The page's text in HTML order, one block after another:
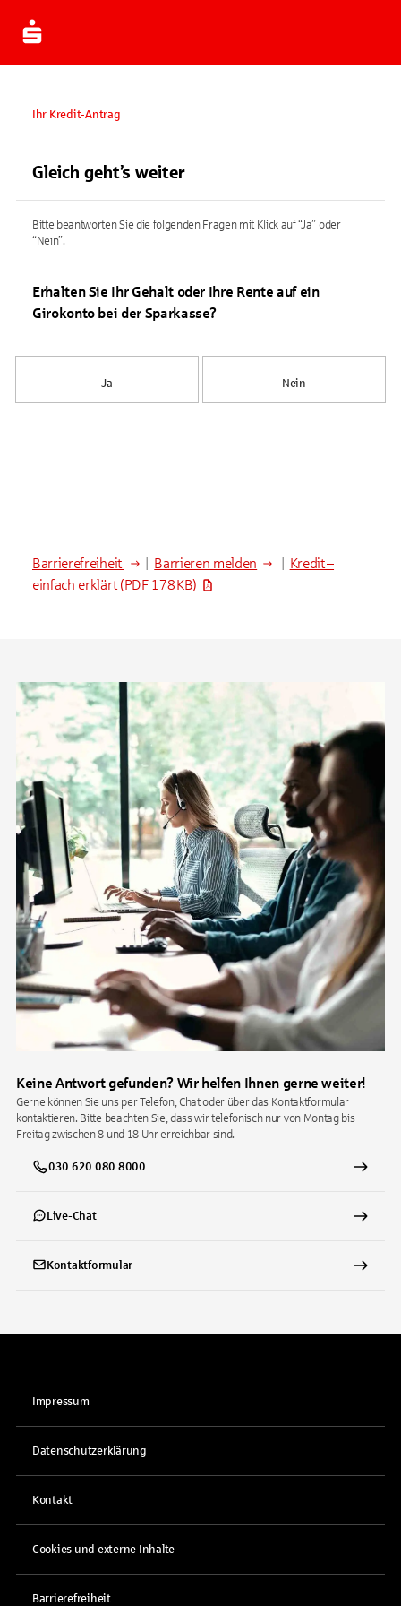
Ihr Kredit-Antrag
Gleich geht’s weiter
Bitte beantworten Sie die folgenden Fragen mit Klick auf “Ja” oder
“Nein”.
Erhalten Sie Ihr Gehalt oder Ihre Rente auf ein
Girokonto bei der Sparkasse?
Ja Nein
Barrierefreiheit Barrieren melden
Kredit –
einfach erklärt (PDF 178 KB)
Keine Antwort gefunden? Wir helfen Ihnen gerne weiter!
Gerne können Sie uns per Telefon, Chat oder über das Kontaktformular
kontaktieren. Bitte beachten Sie, dass wir telefonisch nur von Montag bis
Freitag zwischen 8 und 18 Uhr erreichbar sind.
030 620 080 8000
Live-Chat
Kontaktformular
Impressum
Datenschutzerklärung
Kontakt
Cookies und externe Inhalte
Barrierefreiheit